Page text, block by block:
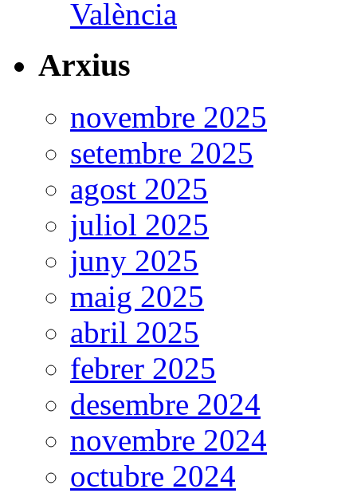
València
Arxius
novembre 2025
setembre 2025
agost 2025
juliol 2025
juny 2025
maig 2025
abril 2025
febrer 2025
desembre 2024
novembre 2024
octubre 2024